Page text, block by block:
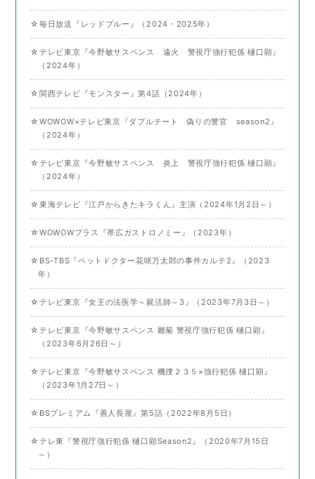
☆毎日放送『レッドブルー』（2024・2025年）
☆テレビ東京『今野敏サスペンス 遠火 警視庁強行犯係 樋口顕』
（2024年）
☆関西テレビ『モンスター』第4話（2024年）
☆WOWOW×テレビ東京『ダブルチート 偽りの警官 season2』
（2024年）
☆テレビ東京『今野敏サスペンス 炎上 警視庁強行犯係 樋口顕』
（2024年）
☆東海テレビ『江戸からきたキラくん』主演（2024年1月2日～）
☆WOWOWプラス『帯広ガストロノミー』（2023年）
☆BS-TBS『ペットドクター花咲万太郎の事件カルテ2』（2023
年）
☆テレビ東京『女王の法医学～屍活師～3』（2023年7月3日～）
☆テレビ東京『今野敏サスペンス 雛菊 警視庁強行犯係 樋口顕』
（2023年6月26日～）
☆テレビ東京『今野敏サスペンス 機捜２３５×強行犯係 樋口顕』
（2023年1月27日～）
☆BSプレミアム『善人長屋』第5話（2022年8月5日）
☆テレ東『警視庁強行犯係 樋口顕Season2』（2020年7月15日
～）